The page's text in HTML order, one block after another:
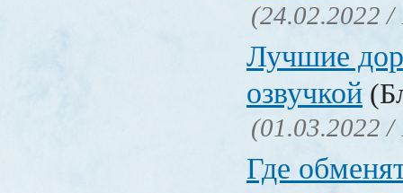
(24.02.2022 /
Лучшие
озвучкой
(01.03.2022 /
Где